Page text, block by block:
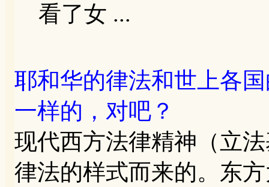
看了女 ...
耶和华的律法和世上各
一样的，对吧？
现代西方法律精神（立
律法的样式而来的。东